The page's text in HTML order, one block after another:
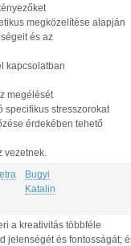
megközelítése alapján
és az
kapcsolatban
megélését
specifikus stresszorokat
érdekében tehető
vezetnek.
Bugyi
Katalin
a kreativitás többféle
jelenségét és fontosságát;